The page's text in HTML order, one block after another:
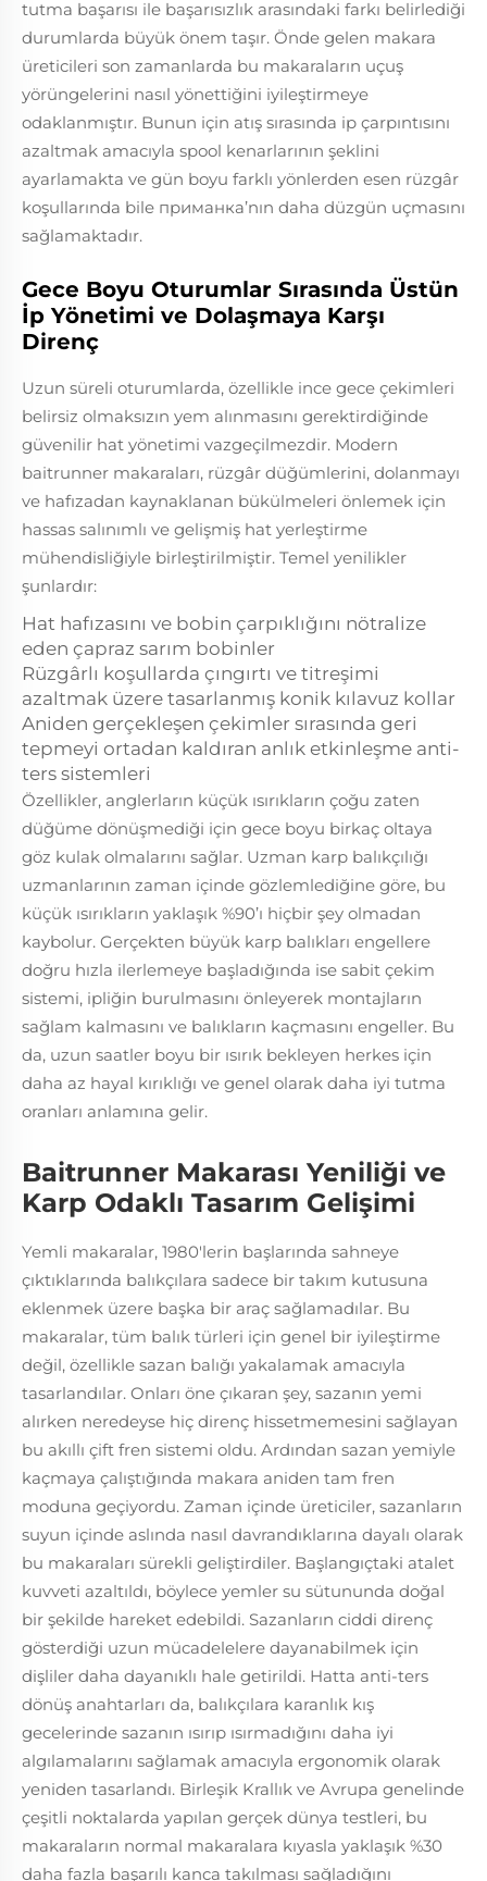
tutma başarısı ile başarısızlık arasındaki farkı belirlediği
durumlarda büyük önem taşır. Önde gelen makara
üreticileri son zamanlarda bu makaraların uçuş
yörüngelerini nasıl yönettiğini iyileştirmeye
odaklanmıştır. Bunun için atış sırasında ip çarpıntısını
azaltmak amacıyla spool kenarlarının şeklini
ayarlamakta ve gün boyu farklı yönlerden esen rüzgâr
koşullarında bile приманка’nın daha düzgün uçmasını
sağlamaktadır.
Gece Boyu Oturumlar Sırasında Üstün
İp Yönetimi ve Dolaşmaya Karşı
Direnç
Uzun süreli oturumlarda, özellikle ince gece çekimleri
belirsiz olmaksızın yem alınmasını gerektirdiğinde
güvenilir hat yönetimi vazgeçilmezdir. Modern
baitrunner makaraları, rüzgâr düğümlerini, dolanmayı
ve hafızadan kaynaklanan bükülmeleri önlemek için
hassas salınımlı ve gelişmiş hat yerleştirme
mühendisliğiyle birleştirilmiştir. Temel yenilikler
şunlardır:
Hat hafızasını ve bobin çarpıklığını nötralize
eden çapraz sarım bobinler
Rüzgârlı koşullarda çıngırtı ve titreşimi
azaltmak üzere tasarlanmış konik kılavuz kollar
Aniden gerçekleşen çekimler sırasında geri
tepmeyi ortadan kaldıran anlık etkinleşme anti-
ters sistemleri
Özellikler, anglerların küçük ısırıkların çoğu zaten
düğüme dönüşmediği için gece boyu birkaç oltaya
göz kulak olmalarını sağlar. Uzman karp balıkçılığı
uzmanlarının zaman içinde gözlemlediğine göre, bu
küçük ısırıkların yaklaşık %90’ı hiçbir şey olmadan
kaybolur. Gerçekten büyük karp balıkları engellere
doğru hızla ilerlemeye başladığında ise sabit çekim
sistemi, ipliğin burulmasını önleyerek montajların
sağlam kalmasını ve balıkların kaçmasını engeller. Bu
da, uzun saatler boyu bir ısırık bekleyen herkes için
daha az hayal kırıklığı ve genel olarak daha iyi tutma
oranları anlamına gelir.
Baitrunner Makarası Yeniliği ve
Karp Odaklı Tasarım Gelişimi
Yemli makaralar, 1980'lerin başlarında sahneye
çıktıklarında balıkçılara sadece bir takım kutusuna
eklenmek üzere başka bir araç sağlamadılar. Bu
makaralar, tüm balık türleri için genel bir iyileştirme
değil, özellikle sazan balığı yakalamak amacıyla
tasarlandılar. Onları öne çıkaran şey, sazanın yemi
alırken neredeyse hiç direnç hissetmemesini sağlayan
bu akıllı çift fren sistemi oldu. Ardından sazan yemiyle
kaçmaya çalıştığında makara aniden tam fren
moduna geçiyordu. Zaman içinde üreticiler, sazanların
suyun içinde aslında nasıl davrandıklarına dayalı olarak
bu makaraları sürekli geliştirdiler. Başlangıçtaki atalet
kuvveti azaltıldı, böylece yemler su sütununda doğal
bir şekilde hareket edebildi. Sazanların ciddi direnç
gösterdiği uzun mücadelelere dayanabilmek için
dişliler daha dayanıklı hale getirildi. Hatta anti-ters
dönüş anahtarları da, balıkçılara karanlık kış
gecelerinde sazanın ısırıp ısırmadığını daha iyi
algılamalarını sağlamak amacıyla ergonomik olarak
yeniden tasarlandı. Birleşik Krallık ve Avrupa genelinde
çeşitli noktalarda yapılan gerçek dünya testleri, bu
makaraların normal makaralara kıyasla yaklaşık %30
daha fazla başarılı kanca takılması sağladığını